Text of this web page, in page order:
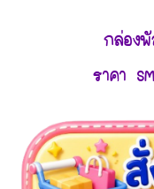
กล่อง
ราคา